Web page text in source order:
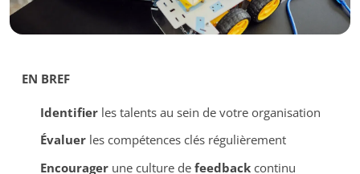
EN BREF
Identifierles talents au sein de votre organisation
Évaluerles compétences clés régulièrement
Encouragerune culture de feedbackcontinu